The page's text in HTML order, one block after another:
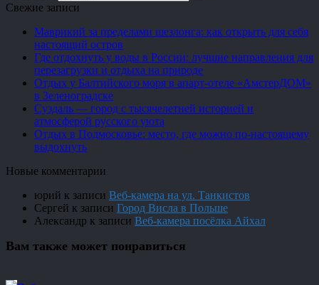
Свежие записи
Маврикий за пределами шезлонга: как открыть для себя
настоящий остров
Где отдохнуть у воды в России: лучшие направления для
перезагрузки и отдыха на природе
Отдых у Балтийского моря в апарт-отеле «АмстерДОМ»
в Зеленоградске
Суздаль — город с тысячелетней историей и
атмосферой русского уюта
Отдых в Подмосковье: место, где можно по-настоящему
выдохнуть
Новые комментарии
юрий к записи Веб-камера на ул. Танкистов
Сергей к записи Город Висла в Польше
Александр к записи Веб-камера посёлка Айхал
Вам также может понравиться